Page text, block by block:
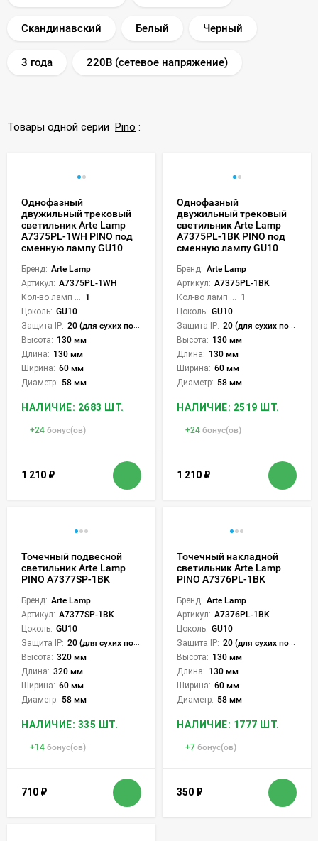
Скандинавский Белый Черный
3 года 220В (сетевое напряжение)
Товары одной серии Pino :
Однофазный
двужильный трековый
светильник Arte Lamp
A7375PL-1WH PINO под
сменную лампу GU10
Бренд: Arte Lamp
Артикул: A7375PL-1WH
1
Цоколь: GU10
Защита IP: 20 (для сухих пом.)
Высота: 130 мм
Длина: 130 мм
Ширина: 60 мм
Диаметр: 58 мм
НАЛИЧИЕ: 2683 ШТ.
+24 бонус(ов)
1 210 ₽
Однофазный
двужильный трековый
светильник Arte Lamp
A7375PL-1BK PINO под
сменную лампу GU10
Бренд: Arte Lamp
Артикул: A7375PL-1BK
1
Цоколь: GU10
Защита IP: 20 (для сухих пом.)
Высота: 130 мм
Длина: 130 мм
Ширина: 60 мм
Диаметр: 58 мм
НАЛИЧИЕ: 2519 ШТ.
+24 бонус(ов)
1 210 ₽
Точечный подвесной
светильник Arte Lamp
PINO A7377SP-1BK
Бренд: Arte Lamp
Артикул: A7377SP-1BK
Цоколь: GU10
Защита IP: 20 (для сухих пом.)
Высота: 320 мм
Длина: 320 мм
Ширина: 60 мм
Диаметр: 58 мм
НАЛИЧИЕ: 335 ШТ.
+14 бонус(ов)
710 ₽
Точечный накладной
светильник Arte Lamp
PINO A7376PL-1BK
Бренд: Arte Lamp
Артикул: A7376PL-1BK
Цоколь: GU10
Защита IP: 20 (для сухих пом.)
Высота: 130 мм
Длина: 130 мм
Ширина: 60 мм
Диаметр: 58 мм
НАЛИЧИЕ: 1777 ШТ.
+7 бонус(ов)
350 ₽